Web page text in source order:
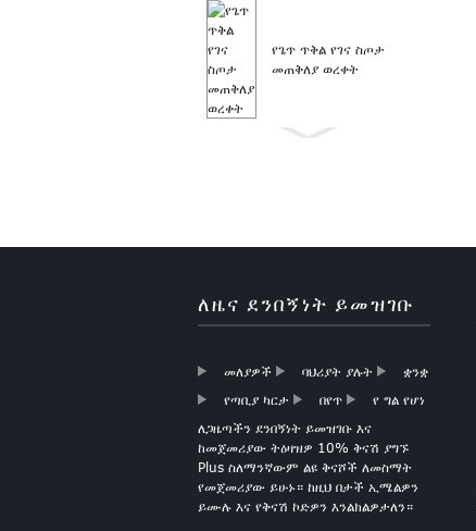
የጌጥ ጥቅል የገና ስጦታ
መጠቅለያ ወረቀት
ወርቅ ፎይል ልቦች ቲሹ
ወረቀት
ለዜና ደንበኝነት ይመዝገቡ
መለያዎች ባህሪያት ያሉት
ቋንቋ
የጣቢያ ካርታ
በየጥ
የ ግል የሆነ
ለጋዜጣችን ደንበኝነት ይመዝገቡ እና
ከመጀመሪያው ትዕዛዝዎ 10% ቅናሽ ያግኙ
Plus ስለማንኛውም ልዩ ቅናሾች ለመስማት
የመጀመሪያው ይሁኑ። ከዚህ በታች ኢሜልዎን
ይሙሉ እና የቅናሽ ኮድዎን እንልክልዎታለን።